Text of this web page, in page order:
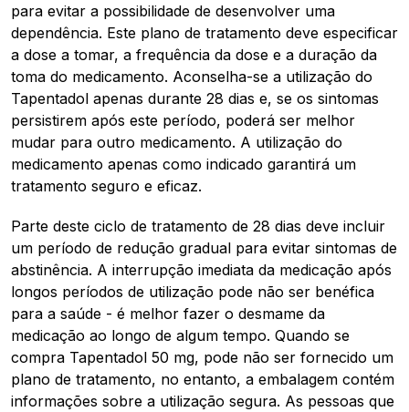
para evitar a possibilidade de desenvolver uma
dependência. Este plano de tratamento deve especificar
a dose a tomar, a frequência da dose e a duração da
toma do medicamento. Aconselha-se a utilização do
Tapentadol apenas durante 28 dias e, se os sintomas
persistirem após este período, poderá ser melhor
mudar para outro medicamento. A utilização do
medicamento apenas como indicado garantirá um
tratamento seguro e eficaz.
Parte deste ciclo de tratamento de 28 dias deve incluir
um período de redução gradual para evitar sintomas de
abstinência. A interrupção imediata da medicação após
longos períodos de utilização pode não ser benéfica
para a saúde - é melhor fazer o desmame da
medicação ao longo de algum tempo. Quando se
compra Tapentadol 50 mg, pode não ser fornecido um
plano de tratamento, no entanto, a embalagem contém
informações sobre a utilização segura. As pessoas que